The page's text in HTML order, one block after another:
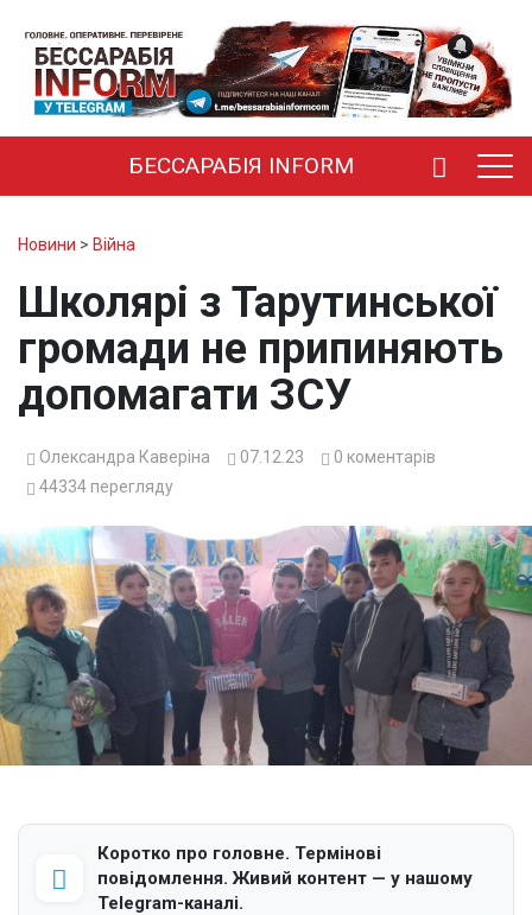
БЕССАРАБІЯ INFORM
Новини > Війна
Школярі з Тарутинської
громади не припиняють
допомагати ЗСУ
Олександра Каверіна 07.12.23 0 коментарів
44334 перегляду
Коротко про головне. Термінові
повідомлення. Живий контент — у нашому
Telegram-каналі.